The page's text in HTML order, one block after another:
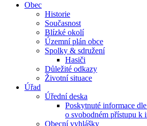
Obec
Historie
Současnost
Blízké okolí
Územní plán obce
Spolky & sdružení
Hasiči
Důležité odkazy
Životní situace
Úřad
Úřední deska
Poskytnuté informace
o svobodném přístupu k
Obecní vyhlášky